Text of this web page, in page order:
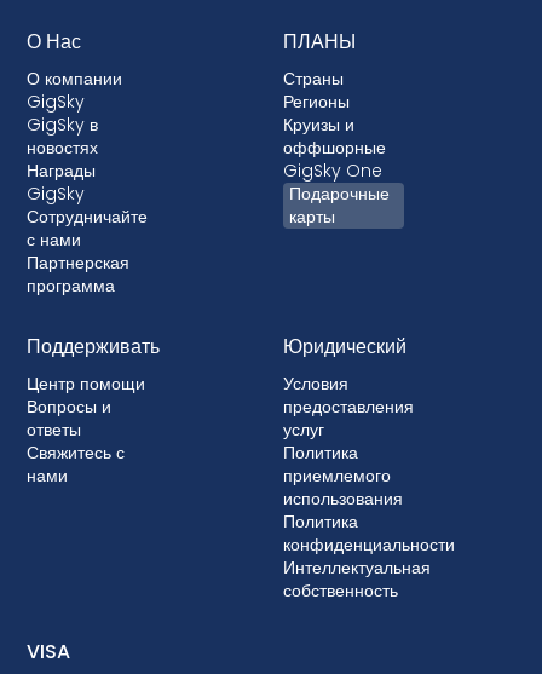
О Нас
О компании
GigSky
GigSky в
новостях
Награды
GigSky
Сотрудничайте
с нами
Партнерская
программа
ПЛАНЫ
Страны
Регионы
Круизы и
оффшорные
GigSky One
Подарочные
карты
Поддерживать
Центр помощи
Вопросы и
ответы
Свяжитесь с
нами
Юридический
Условия
предоставления
услуг
Политика
приемлемого
использования
Политика
конфиденциальности
Интеллектуальная
собственность
VISA